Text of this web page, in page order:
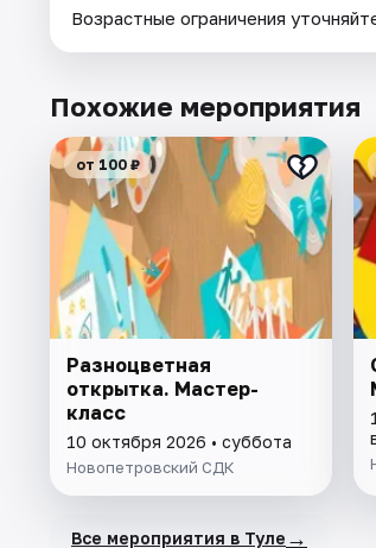
Возрастные ограничения
Похожие мероприятия
от 100 ₽
Разноцветная
открытка. Мастер-
класс
10 октября 2026 • суббота
Новопетровский СДК
Все мероприятия в Туле →